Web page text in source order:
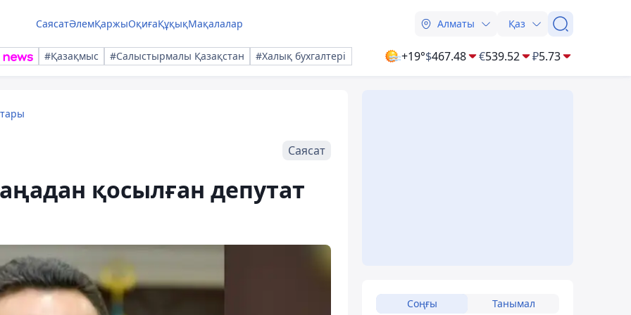
СаясатӘлемҚаржыОқиғаҚұқықМақалалар Алматы Қаз
#Қазақмыс #Салыстырмалы Қазақстан #Халық бухгалтері +19°$467.48 €539.52 ₽5.73
Саясат
қосылған депутат
Соңғы Танымал